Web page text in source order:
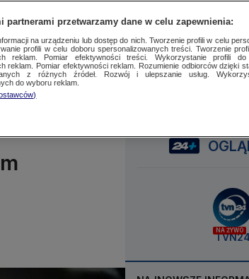
SUBSKRYBUJ
NA ŻYWO
TVN24
partnerami przetwarzamy dane w celu zapewnienia:
na urządzeniu lub dostęp do nich. Tworzenie profili w celu
profili w celu doboru spersonalizowanych treści. Tworzenie
reklam. Pomiar efektywności treści. Wykorzystanie profili
reklam. Pomiar efektywności reklam. Rozumienie odbiorców dzięki
z różnych źródeł. Rozwój i ulepszanie usług.
do wyboru reklam.